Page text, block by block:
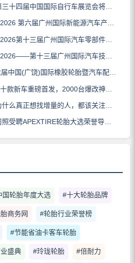
中国国际自行车展览会将于5月在上海举办
届广州国际新能源汽车产业智能制造技术展览会
广州国际汽车零部件及加工技术、汽车模具展览会
第十三届广州国际汽车技术展览会
饶)国际橡胶轮胎暨汽车配件展览会邀您共赴盛会
2000台爆改神车打造车迷狂欢盛宴！深圳改装车展圆满闭幕
真正想找增量的人，都该关注这场论坛？
轮胎大选荣誉导师，并担任LUBTOP总评榜荣誉导师
国轮胎年度大选 #十大轮胎品牌
商务网 #轮胎行业荣誉榜
#节能省油卡客车轮胎
盛典 #玲珑轮胎 #倍耐力